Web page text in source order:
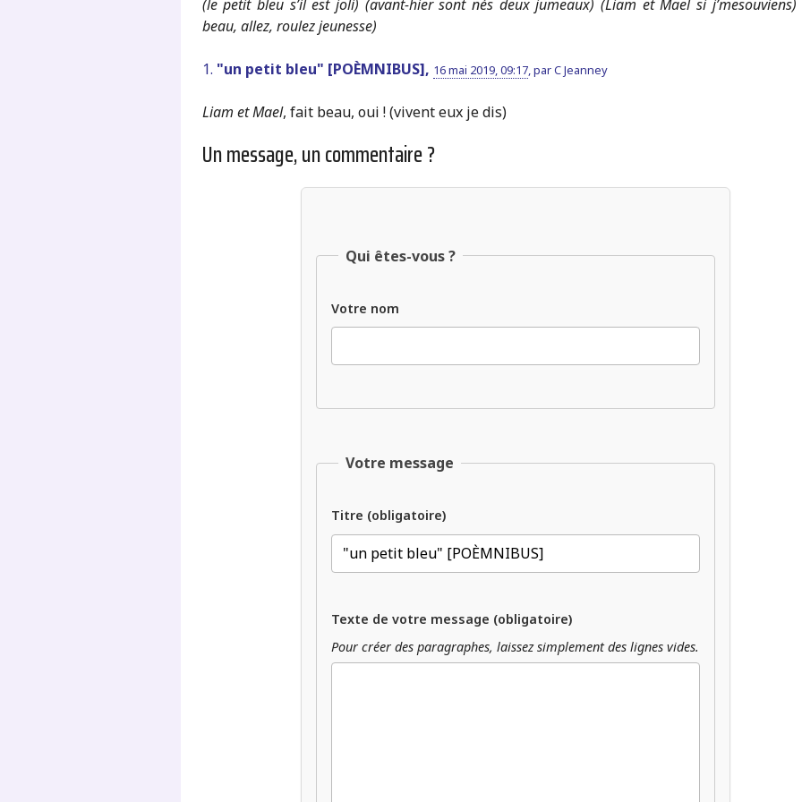
(le petit bleu s’il est joli) (avant-hier sont nés deux jumeaux) (Liam et Mael si
beau, allez, roulez jeunesse)
1. "un petit bleu" [POÈMNIBUS], 16 mai 2019, 09:17,parC Jeanney
Liam et Mael, fait beau, oui ! (vivent eux je dis)
Un message, un commentaire ?
Qui êtes-vous ?
Votre nom
Votre message
Titre (obligatoire)
Texte de votre message (obligatoire)
Pour créer des paragraphes, laissez simplement des lignes vides.